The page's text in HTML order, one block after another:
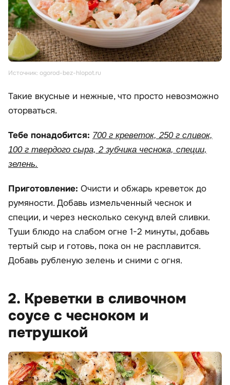
Источник: ogorod-bez-hlopot.ru
Такие вкусные и нежные, что просто невозможно
оторваться.
Тебе понадобится: 700 г креветок, 250 г сливок,
100 г твердого сыра, 2 зубчика чеснока, специи,
зелень.
Приготовление: Очисти и обжарь креветок до
румяности. Добавь измельченный чеснок и
специи, и через несколько секунд влей сливки.
Туши блюдо на слабом огне 1-2 минуты, добавь
тертый сыр и готовь, пока он не расплавится.
Добавь рубленую зелень и сними с огня.
2. Креветки в сливочном
соусе с чесноком и
петрушкой